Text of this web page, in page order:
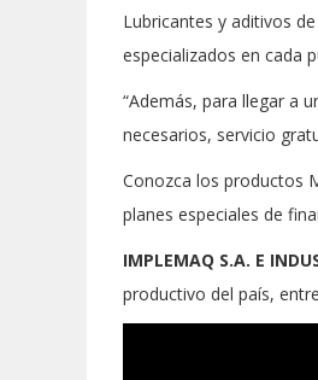
Lubricantes y aditivos
especializados en cada
“Además, para llegar a
necesarios, servicio
Conozca los productos
planes especiales de
IMPLEMAQ S.A. E
productivo del país,